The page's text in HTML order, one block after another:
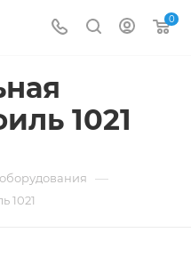
0
1021
—
1021